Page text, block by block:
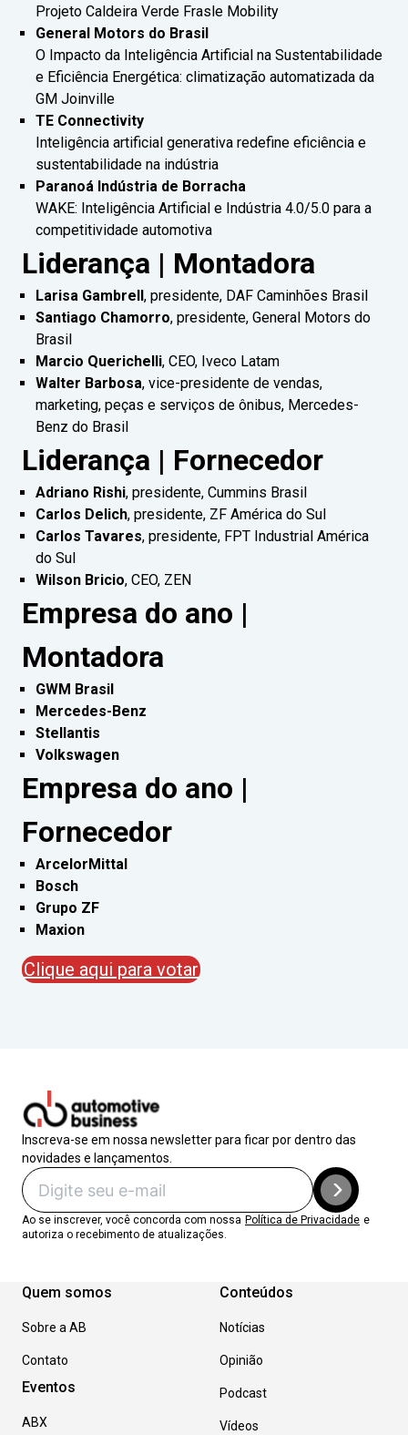
Projeto Caldeira Verde Frasle Mobility
General Motors do Brasil
O Impacto da Inteligência Artificial na Sustentabilidade
e Eficiência Energética: climatização automatizada da
GM Joinville
TE Connectivity
Inteligência artificial generativa redefine eficiência e
sustentabilidade na indústria
Paranoá Indústria de Borracha
WAKE: Inteligência Artificial e Indústria 4.0/5.0 para a
competitividade automotiva
Liderança | Montadora
Larisa Gambrell , presidente, DAF Caminhões Brasil
Santiago Chamorro, presidente, General Motors do
Brasil
Marcio Querichelli, CEO, Iveco Latam
Walter Barbosa, vice-presidente de vendas,
marketing, peças e serviços de ônibus, Mercedes-
Benz do Brasil
Liderança | Fornecedor
Adriano Rishi, presidente, Cummins Brasil
Carlos Delich, presidente, ZF América do Sul
Carlos Tavares, presidente, FPT Industrial América
do Sul
Wilson Bricio, CEO, ZEN
Empresa do ano |
Montadora
GWM Brasil
Mercedes-Benz
Stellantis
Volkswagen
Empresa do ano |
Fornecedor
ArcelorMittal
Bosch
Grupo ZF
Maxion
Clique aqui para votar
Inscreva-se em nossa newsletter para ficar por dentro das
novidades e lançamentos.
Ao se inscrever, você concorda com nossa Política de Privacidade e
autoriza o recebimento de atualizações.
Quem somos
Sobre a AB
Contato
Eventos
ABX
Conteúdos
Notícias
Opinião
Podcast
Vídeos